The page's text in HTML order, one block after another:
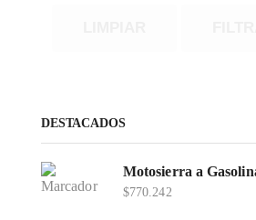
DESTACADOS
$770.242